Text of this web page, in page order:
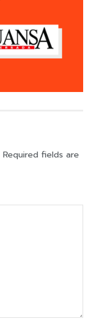
Required fields are